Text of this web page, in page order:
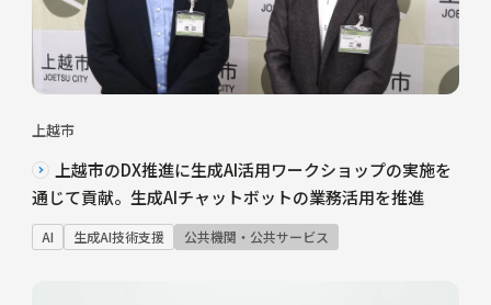
上越市
上越市のDX推進に生成AI活用ワークショップの実施を
通じて貢献。生成AIチャットボットの業務活用を推進
AI 生成AI技術支援 公共機関・公共サービス